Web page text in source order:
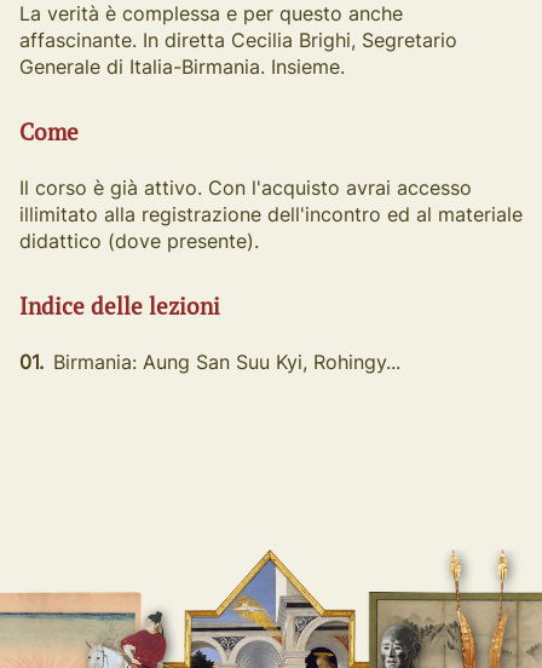
La verità è complessa e per questo anche
affascinante. In diretta Cecilia Brighi, Segretario
Generale di Italia-Birmania. Insieme.
Come
Il corso è già attivo. Con l'acquisto avrai accesso
illimitato alla registrazione dell'incontro ed al materiale
didattico (dove presente).
Indice delle lezioni
01. Birmania: Aung San Suu Kyi, Rohingy...